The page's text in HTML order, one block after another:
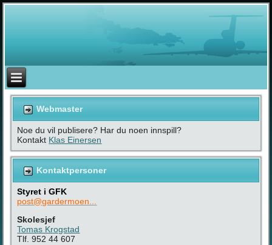
Webmaster
Noe du vil publisere? Har du noen innspill?
Kontakt Klas Einersen
Kontaktpersoner
Styret i GFK
post@gardermoen...
Skolesjef
Tomas Krogstad
Tlf. 952 44 607